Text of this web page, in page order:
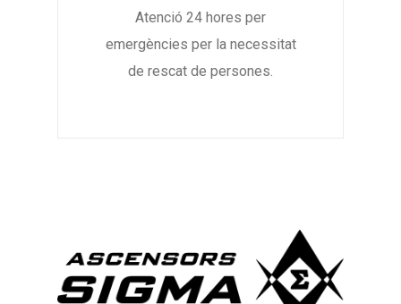
Atenció 24 hores per
emergències per la necessitat
de rescat de persones.